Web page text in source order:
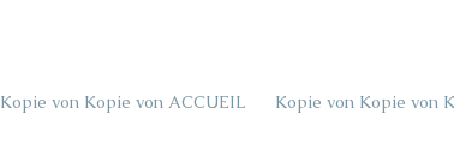
Kopie von Kopie von ACCUEIL Kopie von Kopie von